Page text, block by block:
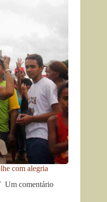
com alegria
Um comentário